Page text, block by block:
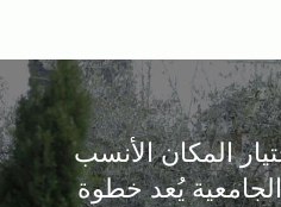
المكان الأنسب
يُعد خطوة